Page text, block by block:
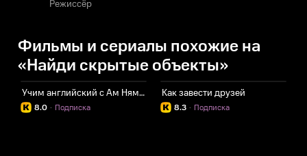
Режиссёр
Фильмы и сериалы похожие на
«Найди скрытые объекты»
Учим английский с Ам Нямом
8.0 Подписка
·
Как завести друзей
8.3 Подписка
·